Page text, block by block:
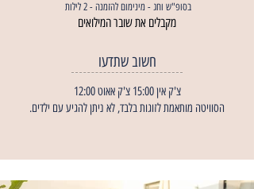
בסופ"ש וחג - מינימום להזמנה - 2 לילות
מקבלים את שובר המילואים
חשוב שתדעו
צ'ק אין 15:00 צ'ק אאוט 12:00
הסוויטה מותאמת לזוגות בלבד, לא ניתן להגיע עם ילדים.